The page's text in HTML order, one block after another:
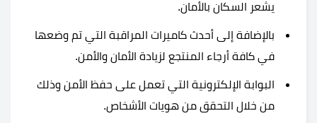
يشعر السكان بالأمان.
بالإضافة إلى أحدث كاميرات المراقبة التي تم وضعها
في كافة أرجاء المنتجع لزيادة الأمان والأمن.
البوابة الإلكترونية التي تعمل على حفظ الأمن وذلك
من خلال التحقق من هويات الأشخاص.